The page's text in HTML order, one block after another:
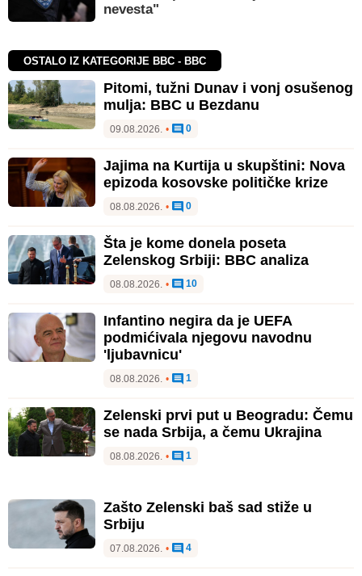
nevesta"
OSTALO IZ KATEGORIJE BBC - BBC
Pitomi, tužni Dunav i vonj osušenog
mulja: BBC u Bezdanu
09.08.2026. • 0
Jajima na Kurtija u skupštini: Nova
epizoda kosovske političke krize
08.08.2026. • 0
Šta je kome donela poseta
Zelenskog Srbiji: BBC analiza
08.08.2026. • 10
Infantino negira da je UEFA
podmićivala njegovu navodnu
'ljubavnicu'
08.08.2026. • 1
Zelenski prvi put u Beogradu: Čemu
se nada Srbija, a čemu Ukrajina
08.08.2026. • 1
Zašto Zelenski baš sad stiže u
Srbiju
07.08.2026. • 4